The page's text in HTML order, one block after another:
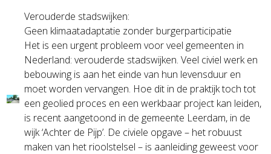
Verouderde stadswijken:
Geen klimaatadaptatie zonder burgerparticipatie
Het is een urgent probleem voor veel gemeenten in
Nederland: verouderde stadswijken. Veel civiel werk en
bebouwing is aan het einde van hun levensduur en
moet worden vervangen. Hoe dit in de praktijk toch tot
een geolied proces en een werkbaar project kan leiden,
is recent aangetoond in de gemeente Leerdam, in de
wijk ‘Achter de Pijp’. De civiele opgave – het robuust
maken van het rioolstelsel – is aanleiding geweest voor